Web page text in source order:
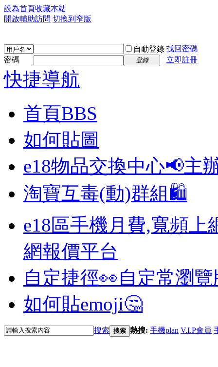
設為首頁收藏本站
開啟輔助訪問 切換到窄版
自動登錄 找回密碼
密碼
登錄 立即註冊
快捷導航
首頁BBS
如何貼圖
e18物品交換中心📢主
淘寶互毒(動)群組🛍️
e18區手機月費,寬頻上
網報價平台
自定捷徑👀自定常瀏
如何貼emoji🤔
搜索 搜索 熱搜: 手機plan V.I.P會員